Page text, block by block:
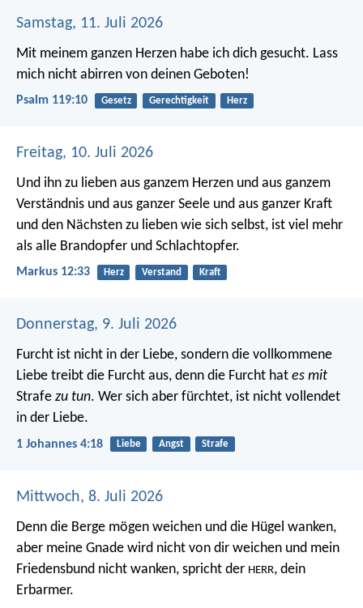
Samstag, 11. Juli 2026
Mit meinem ganzen Herzen habe ich dich gesucht. Lass
mich nicht abirren von deinen Geboten!
Psalm 119:10 Gesetz Gerechtigkeit Herz
Freitag, 10. Juli 2026
Und ihn zu lieben aus ganzem Herzen und aus ganzem
Verständnis und aus ganzer Seele und aus ganzer Kraft
und den Nächsten zu lieben wie sich selbst, ist viel mehr
als alle Brandopfer und Schlachtopfer.
Markus 12:33 Herz Verstand Kraft
Donnerstag, 9. Juli 2026
Furcht ist nicht in der Liebe, sondern die vollkommene
Liebe treibt die Furcht aus, denn die Furcht hat es mit
Strafe zu tun. Wer sich aber fürchtet, ist nicht vollendet
in der Liebe.
1 Johannes 4:18 Liebe Angst Strafe
Mittwoch, 8. Juli 2026
Denn die Berge mögen weichen und die Hügel wanken,
aber meine Gnade wird nicht von dir weichen und mein
Friedensbund nicht wanken, spricht der HERR, dein
Erbarmer.